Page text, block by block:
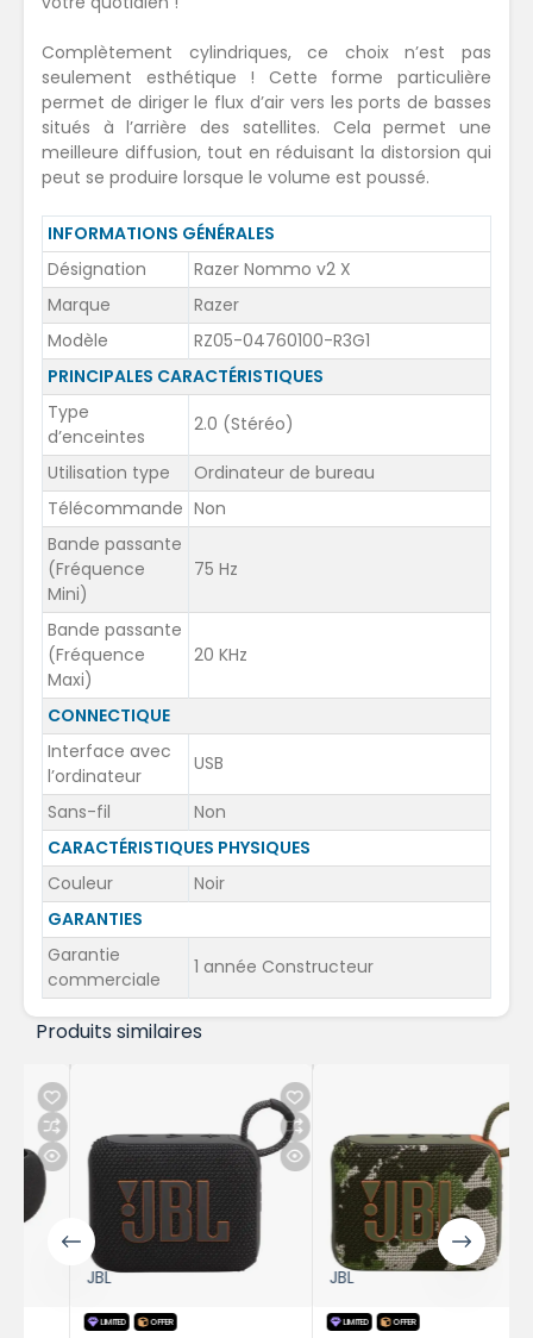
Complètement cylindriques, ce choix n’est pas
seulement esthétique ! Cette forme particulière
permet de diriger le flux d’air vers les ports de basses
situés à l’arrière des satellites. Cela permet une
meilleure diffusion, tout en réduisant la distorsion qui
peut se produire lorsque le volume est poussé.
INFORMATIONS GÉNÉRALES
Désignation
Razer Nommo v2 X
Marque
Razer
Modèle
RZ05-04760100-R3G1
PRINCIPALES CARACTÉRISTIQUES
Type
d’enceintes
2.0 (Stéréo)
Utilisation type
Ordinateur de bureau
Télécommande Non
Bande passante
(Fréquence
Mini)
75 Hz
Bande passante
(Fréquence
Maxi)
20 KHz
CONNECTIQUE
Interface avec
l’ordinateur
USB
Sans-fil
Non
CARACTÉRISTIQUES PHYSIQUES
Couleur
Noir
GARANTIES
Garantie
commerciale
1 année Constructeur
Produits similaires
LIMITED OFFER LIMITED OFFER